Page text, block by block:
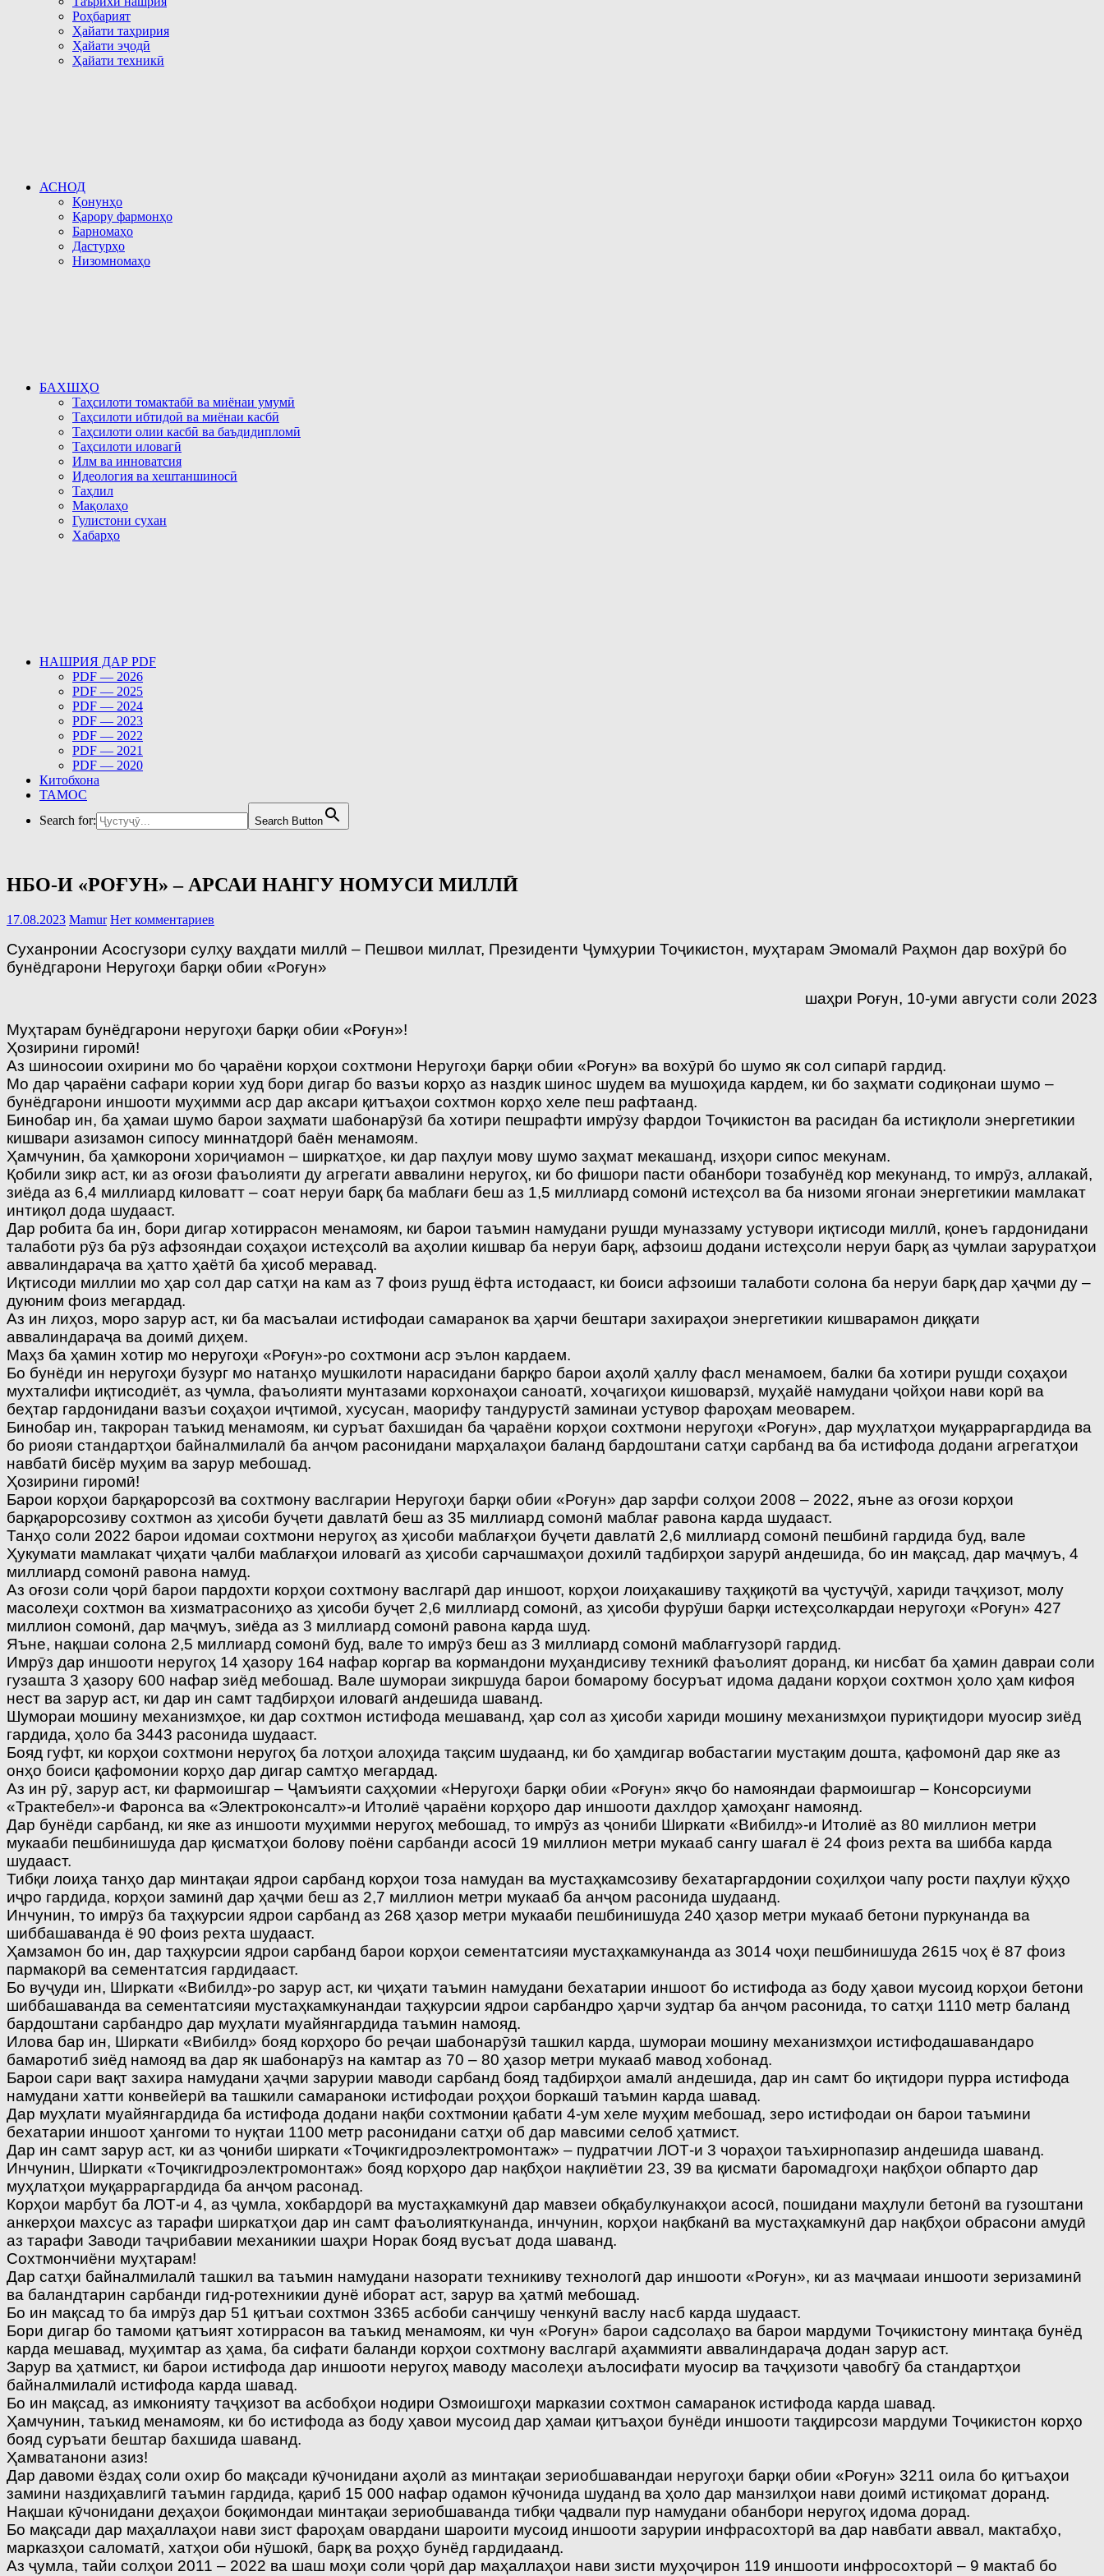
Роҳбарият
Ҳайати таҳририя
Ҳайати эҷодӣ
Ҳайати техникӣ
АСНОД
Қонунҳо
Қарору фармонҳо
Барномаҳо
Дастурҳо
Низомномаҳо
БАХШҲО
Таҳсилоти томактабӣ ва миёнаи умумӣ
Таҳсилоти ибтидоӣ ва миёнаи касбӣ
Таҳсилоти олии касбӣ ва баъдидипломӣ
Таҳсилоти иловагӣ
Илм ва инноватсия
Идеология ва хештаншиносӣ
Таҳлил
Мақолаҳо
Гулистони сухан
Хабарҳо
НАШРИЯ ДАР PDF
PDF — 2026
PDF — 2025
PDF — 2024
PDF — 2023
PDF — 2022
PDF — 2021
PDF — 2020
Китобхона
ТАМОС
Search for:
Search Button
НБО-И «РОҒУН» – АРСАИ НАНГУ НОМУСИ МИЛЛӢ
17.08.2023 Mamur Нет комментариев
Суханронии Асосгузори сулҳу ваҳдати миллӣ – Пешвои миллат, Президенти Ҷумҳурии Тоҷикистон, муҳтарам Эмомалӣ Раҳмон дар вохӯрӣ бо
бунёдгарони Неругоҳи барқи обии «Роғун»
шаҳри Роғун, 10-уми августи соли 2023
Муҳтарам бунёдгарони неругоҳи барқи обии «Роғун»!
Ҳозирини гиромӣ!
Аз шиносоии охирини мо бо ҷараёни корҳои сохтмони Неругоҳи барқи обии «Роғун» ва вохӯрӣ бо шумо як сол сипарӣ гардид.
Мо дар ҷараёни сафари кории худ бори дигар бо вазъи корҳо аз наздик шинос шудем ва мушоҳида кардем, ки бо заҳмати содиқонаи шумо –
бунёдгарони иншооти муҳимми аср дар аксари қитъаҳои сохтмон корҳо хеле пеш рафтаанд.
Бинобар ин, ба ҳамаи шумо барои заҳмати шабонарӯзӣ ба хотири пешрафти имрӯзу фардои Тоҷикистон ва расидан ба истиқлоли энергетикии
кишвари азизамон сипосу миннатдорӣ баён менамоям.
Ҳамчунин, ба ҳамкорони хориҷиамон – ширкатҳое, ки дар паҳлуи мову шумо заҳмат мекашанд, изҳори сипос мекунам.
Қобили зикр аст, ки аз оғози фаъолияти ду агрегати аввалини неругоҳ, ки бо фишори пасти обанбори тозабунёд кор мекунанд, то имрӯз, аллакай,
зиёда аз 6,4 миллиард киловатт – соат неруи барқ ба маблағи беш аз 1,5 миллиард сомонӣ истеҳсол ва ба низоми ягонаи энергетикии мамлакат
интиқол дода шудааст.
Дар робита ба ин, бори дигар хотиррасон менамоям, ки барои таъмин намудани рушди муназзаму устувори иқтисоди миллӣ, қонеъ гардонидани
талаботи рӯз ба рӯз афзояндаи соҳаҳои истеҳсолӣ ва аҳолии кишвар ба неруи барқ, афзоиш додани истеҳсоли неруи барқ аз ҷумлаи заруратҳои
аввалиндараҷа ва ҳатто ҳаётӣ ба ҳисоб меравад.
Иқтисоди миллии мо ҳар сол дар сатҳи на кам аз 7 фоиз рушд ёфта истодааст, ки боиси афзоиши талаботи солона ба неруи барқ дар ҳаҷми ду –
дуюним фоиз мегардад.
Аз ин лиҳоз, моро зарур аст, ки ба масъалаи истифодаи самаранок ва ҳарчи бештари захираҳои энергетикии кишварамон диққати
аввалиндараҷа ва доимӣ диҳем.
Маҳз ба ҳамин хотир мо неругоҳи «Роғун»-ро сохтмони аср эълон кардаем.
Бо бунёди ин неругоҳи бузург мо натанҳо мушкилоти нарасидани барқро барои аҳолӣ ҳаллу фасл менамоем, балки ба хотири рушди соҳаҳои
мухталифи иқтисодиёт, аз ҷумла, фаъолияти мунтазами корхонаҳои саноатӣ, хоҷагиҳои кишоварзӣ, муҳайё намудани ҷойҳои нави корӣ ва
беҳтар гардонидани вазъи соҳаҳои иҷтимоӣ, хусусан, маорифу тандурустӣ заминаи устувор фароҳам меоварем.
Бинобар ин, такроран таъкид менамоям, ки суръат бахшидан ба ҷараёни корҳои сохтмони неругоҳи «Роғун», дар муҳлатҳои муқарраргардида ва
бо риояи стандартҳои байналмилалӣ ба анҷом расонидани марҳалаҳои баланд бардоштани сатҳи сарбанд ва ба истифода додани агрегатҳои
навбатӣ бисёр муҳим ва зарур мебошад.
Ҳозирини гиромӣ!
Барои корҳои барқарорсозӣ ва сохтмону васлгарии Неругоҳи барқи обии «Роғун» дар зарфи солҳои 2008 – 2022, яъне аз оғози корҳои
барқарорсозиву сохтмон аз ҳисоби буҷети давлатӣ беш аз 35 миллиард сомонӣ маблағ равона карда шудааст.
Танҳо соли 2022 барои идомаи сохтмони неругоҳ аз ҳисоби маблағҳои буҷети давлатӣ 2,6 миллиард сомонӣ пешбинӣ гардида буд, вале
Ҳукумати мамлакат ҷиҳати ҷалби маблағҳои иловагӣ аз ҳисоби сарчашмаҳои дохилӣ тадбирҳои зарурӣ андешида, бо ин мақсад, дар маҷмуъ, 4
миллиард сомонӣ равона намуд.
Аз оғози соли ҷорӣ барои пардохти корҳои сохтмону васлгарӣ дар иншоот, корҳои лоиҳакашиву таҳқиқотӣ ва ҷустуҷӯӣ, хариди таҷҳизот, молу
масолеҳи сохтмон ва хизматрасониҳо аз ҳисоби буҷет 2,6 миллиард сомонӣ, аз ҳисоби фурӯши барқи истеҳсолкардаи неругоҳи «Роғун» 427
миллион сомонӣ, дар маҷмуъ, зиёда аз 3 миллиард сомонӣ равона карда шуд.
Яъне, нақшаи солона 2,5 миллиард сомонӣ буд, вале то имрӯз беш аз 3 миллиард сомонӣ маблағгузорӣ гардид.
Имрӯз дар иншооти неругоҳ 14 ҳазору 164 нафар коргар ва кормандони муҳандисиву техникӣ фаъолият доранд, ки нисбат ба ҳамин давраи соли
гузашта 3 ҳазору 600 нафар зиёд мебошад. Вале шумораи зикршуда барои бомарому босуръат идома дадани корҳои сохтмон ҳоло ҳам кифоя
нест ва зарур аст, ки дар ин самт тадбирҳои иловагӣ андешида шаванд.
Шумораи мошину механизмҳое, ки дар сохтмон истифода мешаванд, ҳар сол аз ҳисоби хариди мошину механизмҳои пуриқтидори муосир зиёд
гардида, ҳоло ба 3443 расонида шудааст.
Бояд гуфт, ки корҳои сохтмони неругоҳ ба лотҳои алоҳида тақсим шудаанд, ки бо ҳамдигар вобастагии мустақим дошта, қафомонӣ дар яке аз
онҳо боиси қафомонии корҳо дар дигар самтҳо мегардад.
Аз ин рӯ, зарур аст, ки фармоишгар – Ҷамъияти саҳҳомии «Неругоҳи барқи обии «Роғун» якҷо бо намояндаи фармоишгар – Консорсиуми
«Трактебел»-и Фаронса ва «Электроконсалт»-и Итолиё ҷараёни корҳоро дар иншооти дахлдор ҳамоҳанг намоянд.
Дар бунёди сарбанд, ки яке аз иншооти муҳимми неругоҳ мебошад, то имрӯз аз ҷониби Ширкати «Вибилд»-и Итолиё аз 80 миллион метри
мукааби пешбинишуда дар қисматҳои болову поёни сарбанди асосӣ 19 миллион метри мукааб сангу шағал ё 24 фоиз рехта ва шибба карда
шудааст.
Тибқи лоиҳа танҳо дар минтақаи ядрои сарбанд корҳои тоза намудан ва мустаҳкамсозиву бехатаргардонии соҳилҳои чапу рости паҳлуи кӯҳҳо
иҷро гардида, корҳои заминӣ дар ҳаҷми беш аз 2,7 миллион метри мукааб ба анҷом расонида шудаанд.
Инчунин, то имрӯз ба таҳкурсии ядрои сарбанд аз 268 ҳазор метри мукааби пешбинишуда 240 ҳазор метри мукааб бетони пуркунанда ва
шиббашаванда ё 90 фоиз рехта шудааст.
Ҳамзамон бо ин, дар таҳкурсии ядрои сарбанд барои корҳои сементатсияи мустаҳкамкунанда аз 3014 чоҳи пешбинишуда 2615 чоҳ ё 87 фоиз
пармакорӣ ва сементатсия гардидааст.
Бо вуҷуди ин, Ширкати «Вибилд»-ро зарур аст, ки ҷиҳати таъмин намудани бехатарии иншоот бо истифода аз боду ҳавои мусоид корҳои бетони
шиббашаванда ва сементатсияи мустаҳкамкунандаи таҳкурсии ядрои сарбандро ҳарчи зудтар ба анҷом расонида, то сатҳи 1110 метр баланд
бардоштани сарбандро дар муҳлати муайянгардида таъмин намояд.
Илова бар ин, Ширкати «Вибилд» бояд корҳоро бо реҷаи шабонарӯзӣ ташкил карда, шумораи мошину механизмҳои истифодашавандаро
бамаротиб зиёд намояд ва дар як шабонарӯз на камтар аз 70 – 80 ҳазор метри мукааб мавод хобонад.
Барои сари вақт захира намудани ҳаҷми зарурии маводи сарбанд бояд тадбирҳои амалӣ андешида, дар ин самт бо иқтидори пурра истифода
намудани хатти конвейерӣ ва ташкили самараноки истифодаи роҳҳои боркашӣ таъмин карда шавад.
Дар муҳлати муайянгардида ба истифода додани нақби сохтмонии қабати 4-ум хеле муҳим мебошад, зеро истифодаи он барои таъмини
бехатарии иншоот ҳангоми то нуқтаи 1100 метр расонидани сатҳи об дар мавсими селоб ҳатмист.
Дар ин самт зарур аст, ки аз ҷониби ширкати «Тоҷикгидроэлектромонтаж» – пудратчии ЛОТ-и 3 чораҳои таъхирнопазир андешида шаванд.
Инчунин, Ширкати «Тоҷикгидроэлектромонтаж» бояд корҳоро дар нақбҳои нақлиётии 23, 39 ва қисмати баромадгоҳи нақбҳои обпарто дар
муҳлатҳои муқарраргардида ба анҷом расонад.
Корҳои марбут ба ЛОТ-и 4, аз ҷумла, хокбардорӣ ва мустаҳкамкунӣ дар мавзеи обқабулкунакҳои асосӣ, пошидани маҳлули бетонӣ ва гузоштани
анкерҳои махсус аз тарафи ширкатҳои дар ин самт фаъолияткунанда, инчунин, корҳои нақбканӣ ва мустаҳкамкунӣ дар нақбҳои обрасони амудӣ
аз тарафи Заводи таҷрибавии механикии шаҳри Норак бояд вусъат дода шаванд.
Сохтмончиёни муҳтарам!
Дар сатҳи байналмилалӣ ташкил ва таъмин намудани назорати техникиву технологӣ дар иншооти «Роғун», ки аз маҷмааи иншооти зеризаминӣ
ва баландтарин сарбанди гид-ротехникии дунё иборат аст, зарур ва ҳатмӣ мебошад.
Бо ин мақсад то ба имрӯз дар 51 қитъаи сохтмон 3365 асбоби санҷишу ченкунӣ васлу насб карда шудааст.
Бори дигар бо тамоми қатъият хотиррасон ва таъкид менамоям, ки чун «Роғун» барои садсолаҳо ва барои мардуми Тоҷикистону минтақа бунёд
карда мешавад, муҳимтар аз ҳама, ба сифати баланди корҳои сохтмону васлгарӣ аҳаммияти аввалиндараҷа додан зарур аст.
Зарур ва ҳатмист, ки барои истифода дар иншооти неругоҳ маводу масолеҳи аълосифати муосир ва таҷҳизоти ҷавобгӯ ба стандартҳои
байналмилалӣ истифода карда шавад.
Бо ин мақсад, аз имконияту таҷҳизот ва асбобҳои нодири Озмоишгоҳи марказии сохтмон самаранок истифода карда шавад.
Ҳамчунин, таъкид менамоям, ки бо истифода аз боду ҳавои мусоид дар ҳамаи қитъаҳои бунёди иншооти тақдирсози мардуми Тоҷикистон корҳо
бояд суръати бештар бахшида шаванд.
Ҳамватанони азиз!
Дар давоми ёздаҳ соли охир бо мақсади кӯчонидани аҳолӣ аз минтақаи зериобшавандаи неругоҳи барқи обии «Роғун» 3211 оила бо қитъаҳои
замини наздиҳавлигӣ таъмин гардида, қариб 15 000 нафар одамон кӯчонида шуданд ва ҳоло дар манзилҳои нави доимӣ истиқомат доранд.
Нақшаи кӯчонидани деҳаҳои боқимондаи минтақаи зериобшаванда тибқи ҷадвали пур намудани обанбори неругоҳ идома дорад.
Бо мақсади дар маҳаллаҳои нави зист фароҳам овардани шароити мусоид иншооти зарурии инфрасохторӣ ва дар навбати аввал, мактабҳо,
марказҳои саломатӣ, хатҳои оби нӯшокӣ, барқ ва роҳҳо бунёд гардидаанд.
Аз ҷумла, тайи солҳои 2011 – 2022 ва шаш моҳи соли ҷорӣ дар маҳаллаҳои нави зисти муҳоҷирон 119 иншооти инфросохторӣ – 9 мактаб бо